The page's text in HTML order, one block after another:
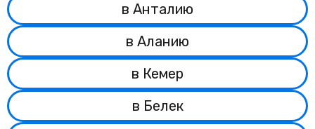
в Анталию
в Аланию
в Кемер
в Белек